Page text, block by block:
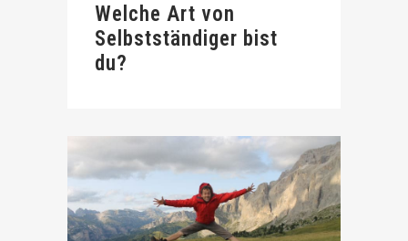
Welche Art von
Selbstständiger bist
du?